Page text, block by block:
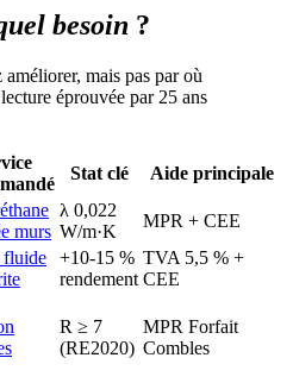
besoin ?
mais pas par où
éprouvée par 25 ans
Stat clé
Aide principale
murs
λ 0,022
W/m·K
MPR + CEE
fluide
+10-15 %
rendement
TVA 5,5 % +
CEE
R ≥ 7
(RE2020)
MPR Forfait
Combles